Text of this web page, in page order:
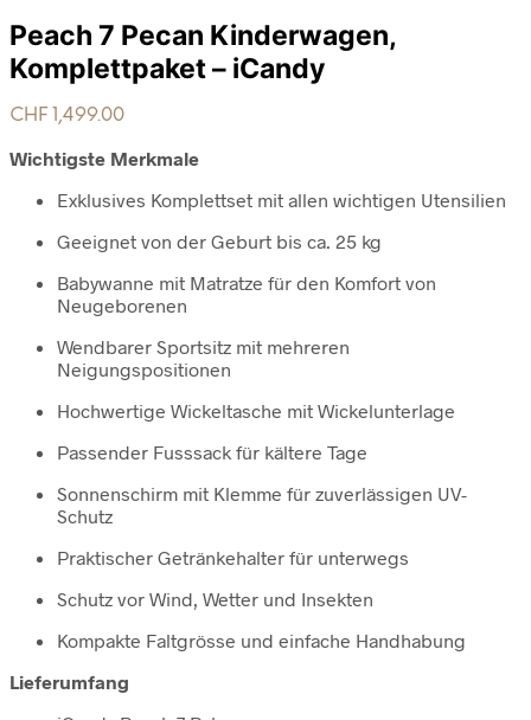
Peach 7 Pecan Kinderwagen,
Komplettpaket – iCandy
CHF 1,499.00
Wichtigste Merkmale
Exklusives Komplettset mit allen wichtigen Utensilien
Geeignet von der Geburt bis ca. 25 kg
Babywanne mit Matratze für den Komfort von
Neugeborenen
Wendbarer Sportsitz mit mehreren
Neigungspositionen
Hochwertige Wickeltasche mit Wickelunterlage
Passender Fusssack für kältere Tage
Sonnenschirm mit Klemme für zuverlässigen UV-
Schutz
Praktischer Getränkehalter für unterwegs
Schutz vor Wind, Wetter und Insekten
Kompakte Faltgrösse und einfache Handhabung
Lieferumfang